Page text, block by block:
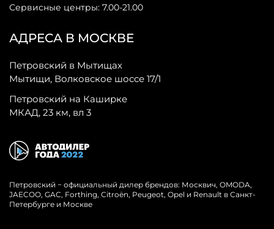
АДРЕСА В МОСКВЕ
Петровский в Мытищах
Мытищи, Волковское шоссе 17/1
Петровский на Каширке
МКАД, 23 км, вл 3
Сервисные центры: 7.00-21.00
Петровский − официальный дилер брендов: Москвич, OMODA,
JAECOO, GAC, Forthing, Citroёn, Peugeot, Opel и Renault в Санкт-
Петербурге и Москве